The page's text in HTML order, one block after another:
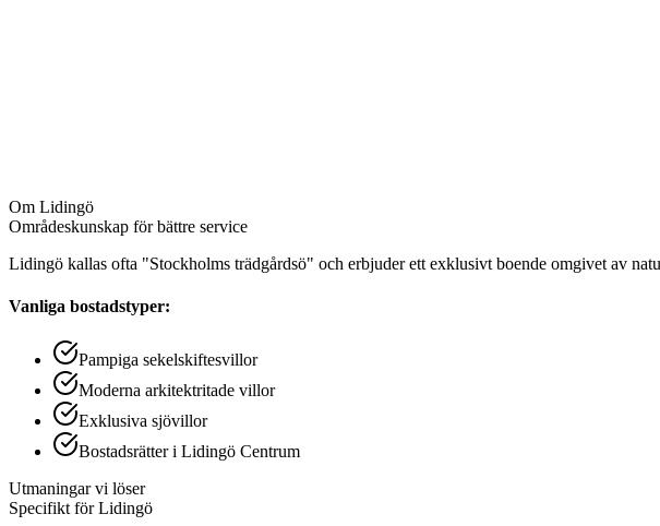
Om Lidingö
Områdeskunskap för bättre service
Lidingö kallas ofta "Stockholms trädgårdsö" och erbjuder ett exklusivt boende omgivet av
Vanliga bostadstyper:
Pampiga sekelskiftesvillor
Moderna arkitektritade villor
Exklusiva sjövillor
Bostadsrätter i Lidingö Centrum
Utmaningar vi löser
Specifikt förLidingö